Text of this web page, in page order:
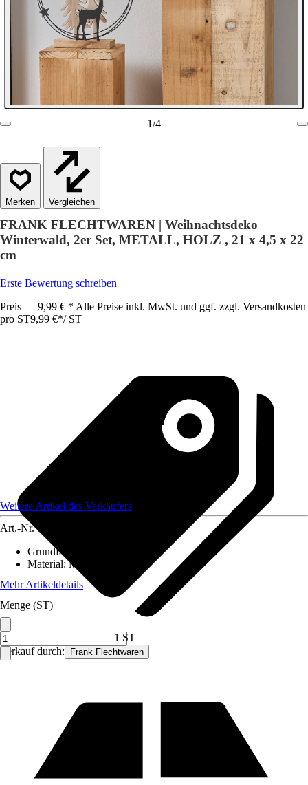
1/4
Vergleichen
FRANK FLECHTWAREN | Weihnachtsdeko
Winterwald, 2er Set, METALL, HOLZ , 21 x 4,5 x 22
cm
Erste Bewertung schreiben
Preis — 9,99 € * Alle Preise inkl. MwSt. und ggf. zzgl. Versandkosten
pro ST9,99 €*/ ST
Verkauf durch: Frank Flechtwaren
Weitere Artikel des Verkäufers
Art.-Nr. 12583934
Grundfarbe
Material:Metall
Mehr Artikeldetails
Menge (ST)
1 ST